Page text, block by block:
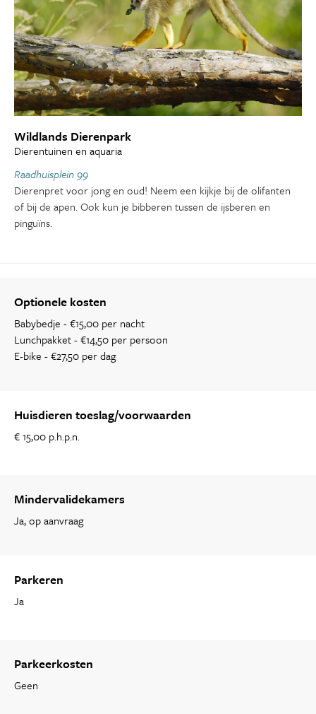
Wildlands Dierenpark
Dierentuinen en aquaria
Raadhuisplein 99
Dierenpret voor jong en oud! Neem een kijkje bij de olifanten
of bij de apen. Ook kun je bibberen tussen de ijsberen en
pinguïns.
Optionele kosten
Babybedje - €15,00 per nacht
Lunchpakket - €14,50 per persoon
E-bike - €27,50 per dag
Huisdieren toeslag/voorwaarden
€ 15,00 p.h.p.n.
Mindervalidekamers
Ja, op aanvraag
Parkeren
Ja
Parkeerkosten
Geen